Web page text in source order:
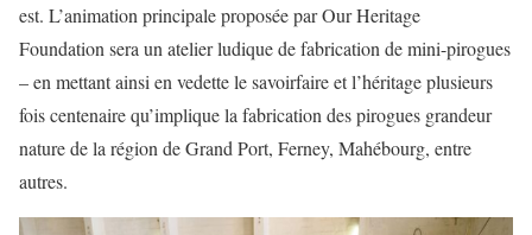
est. L’animation principale proposée par Our Heritage
Foundation sera un atelier ludique de fabrication de mini-pirogues
– en mettant ainsi en vedette le savoirfaire et l’héritage plusieurs
fois centenaire qu’implique la fabrication des pirogues grandeur
nature de la région de Grand Port, Ferney, Mahébourg, entre
autres.